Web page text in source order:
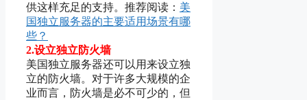
供这样充足的支持。推荐阅读： 美
国独立服务器的主要适用场景有哪
些？
2.设立独立防火墙
美国独立服务器还可以用来设立独
立的防火墙。对于许多大规模的企
业而言，防火墙是必不可少的，但